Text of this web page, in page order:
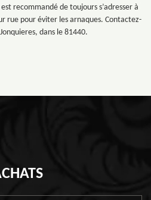
recommandé de toujours s’adresser à
rue pour éviter les arnaques. Contactez-
dans le 81440.